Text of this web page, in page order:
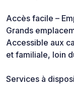
Accès facile –
Grands
Accessible aux
et familiale, loin
Services à